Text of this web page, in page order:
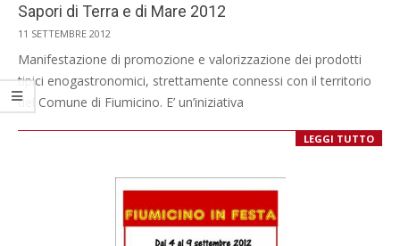
Sapori di Terra e di Mare 2012
2012-
09-
11
11 SETTEMBRE 2012
Manifestazione di promozione e valorizzazione dei prodotti
tipici enogastronomici, strettamente connessi con il territorio
del Comune di Fiumicino. E’ un’iniziativa
LEGGI TUTTO